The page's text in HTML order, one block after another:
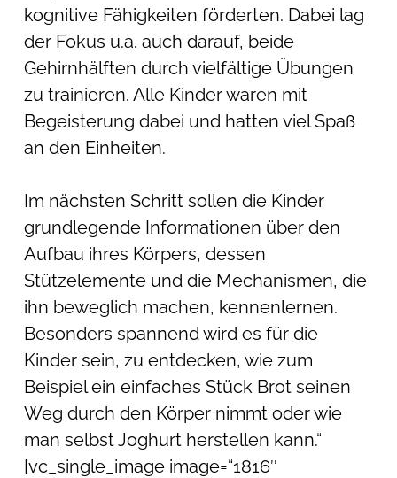
kognitive Fähigkeiten förderten. Dabei lag
der Fokus u.a. auch darauf, beide
Gehirnhälften durch vielfältige Übungen
zu trainieren. Alle Kinder waren mit
Begeisterung dabei und hatten viel Spaß
an den Einheiten.
Im nächsten Schritt sollen die Kinder
grundlegende Informationen über den
Aufbau ihres Körpers, dessen
Stützelemente und die Mechanismen, die
ihn beweglich machen, kennenlernen.
Besonders spannend wird es für die
Kinder sein, zu entdecken, wie zum
Beispiel ein einfaches Stück Brot seinen
Weg durch den Körper nimmt oder wie
man selbst Joghurt herstellen kann.“
[vc_single_image image=“1816″